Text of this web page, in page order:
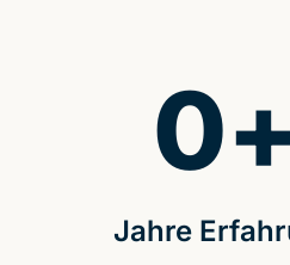
Jahre
0+